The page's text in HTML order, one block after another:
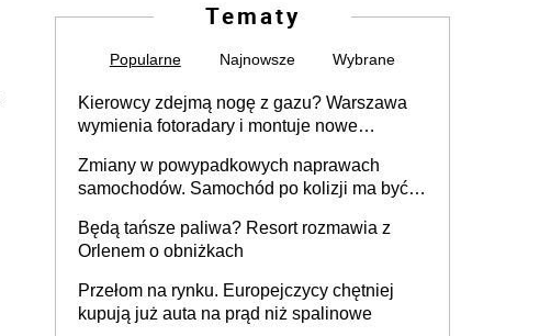
Tematy
Popularne Najnowsze Wybrane
Kierowcy zdejmą nogę z gazu? Warszawa
wymienia fotoradary i montuje nowe
Zmiany w powypadkowych naprawach
samochodów. Samochód po kolizji ma być
technologią producenta
Będą tańsze paliwa? Resort rozmawia z
Orlenem o obniżkach
Przełom na rynku. Europejczycy chętniej
kupują już auta na prąd niż spalinowe